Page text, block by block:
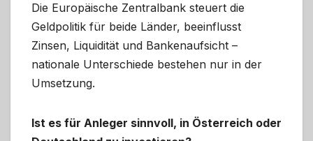
Die Europäische Zentralbank steuert die
Geldpolitik für beide Länder, beeinflusst
Zinsen, Liquidität und Bankenaufsicht –
nationale Unterschiede bestehen nur in der
Umsetzung.
Ist es für Anleger sinnvoll, in Österreich oder